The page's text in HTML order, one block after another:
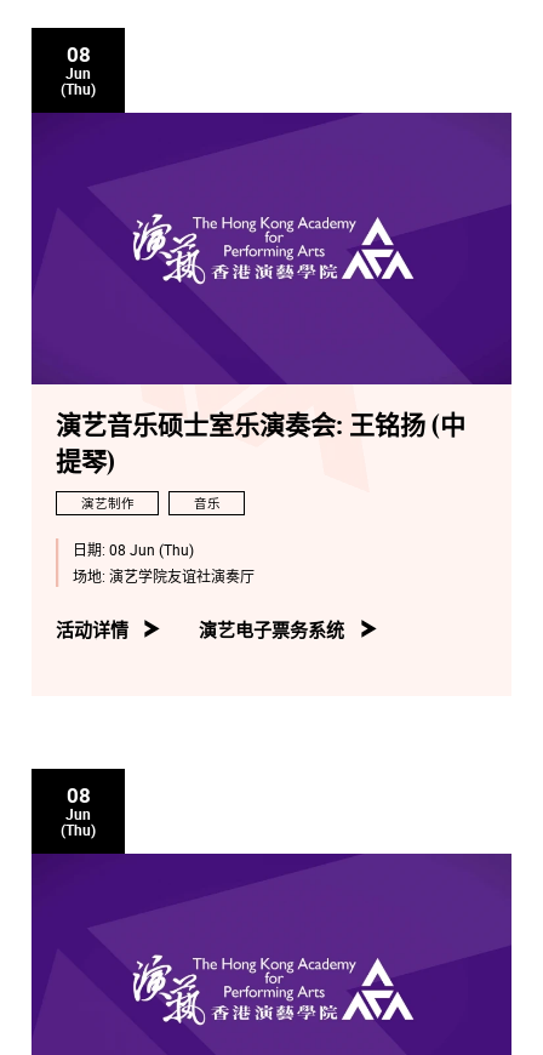
08
Jun
(Thu)
演艺音乐硕士室乐演奏会: 王铭扬 (中
提琴)
演艺制作 音乐
日期: 08 Jun (Thu)
场地: 演艺学院友谊社演奏厅
活动详情 演艺电子票务系统
08
Jun
(Thu)